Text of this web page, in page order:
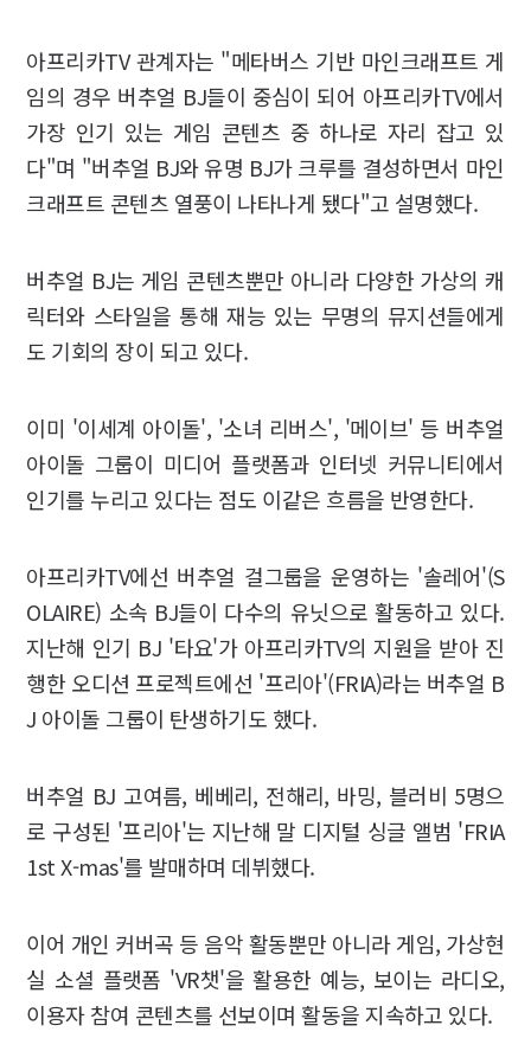
아프리카TV 관계자는 "메타버스 기반 마인크래프트 게
임의 경우 버추얼 BJ들이 중심이 되어 아프리카TV에서
가장 인기 있는 게임 콘텐츠 중 하나로 자리 잡고 있
다"며 "버추얼 BJ와 유명 BJ가 크루를 결성하면서 마인
크래프트 콘텐츠 열풍이 나타나게 됐다"고 설명했다.
버추얼 BJ는 게임 콘텐츠뿐만 아니라 다양한 가상의 캐
릭터와 스타일을 통해 재능 있는 무명의 뮤지션들에게
도 기회의 장이 되고 있다.
이미 '이세계 아이돌', '소녀 리버스', '메이브' 등 버추얼
아이돌 그룹이 미디어 플랫폼과 인터넷 커뮤니티에서
인기를 누리고 있다는 점도 이같은 흐름을 반영한다.
아프리카TV에선 버추얼 걸그룹을 운영하는 '솔레어'(S
OLAIRE) 소속 BJ들이 다수의 유닛으로 활동하고 있다.
지난해 인기 BJ '타요'가 아프리카TV의 지원을 받아 진
행한 오디션 프로젝트에선 '프리아'(FRIA)라는 버추얼 B
J 아이돌 그룹이 탄생하기도 했다.
버추얼 BJ 고여름, 베베리, 전해리, 바밍, 블러비 5명으
로 구성된 '프리아'는 지난해 말 디지털 싱글 앨범 'FRIA
1st X-mas'를 발매하며 데뷔했다.
이어 개인 커버곡 등 음악 활동뿐만 아니라 게임, 가상현
실 소셜 플랫폼 'VR챗'을 활용한 예능, 보이는 라디오,
이용자 참여 콘텐츠를 선보이며 활동을 지속하고 있다.